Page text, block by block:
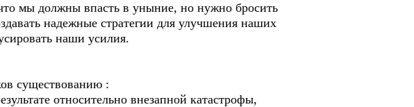
мы должны впасть в уныние, но нужно бросить
надежные стратегии для улучшения наших
наши усилия.
существованию :
относительно внезапной катастрофы,